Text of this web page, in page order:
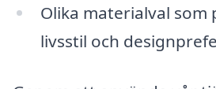
Olika materialval som
livsstil och